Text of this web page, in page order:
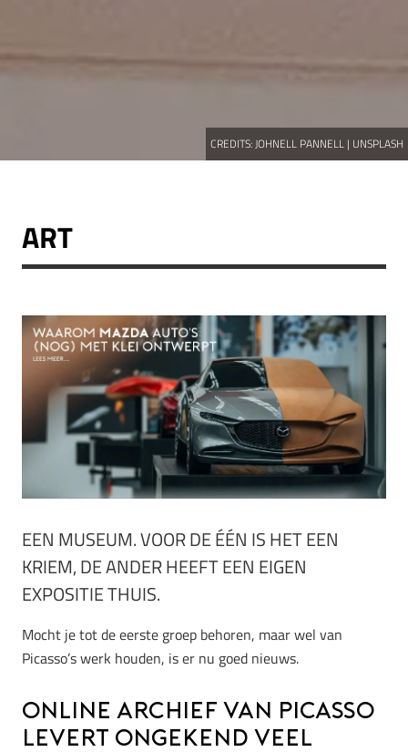
CREDITS:JOHNELL PANNELL | UNSPLASH
ART
EEN MUSEUM. VOOR DE ÉÉN IS HET EEN
KRIEM, DE ANDER HEEFT EEN EIGEN
EXPOSITIE THUIS.
Mocht je tot de eerste groep behoren, maar wel van
Picasso’s werk houden, is er nu goed nieuws.
Online archief van Picasso
levert ongekend veel